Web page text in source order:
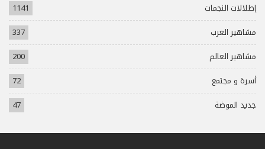
إطلالات النجمات
1141
مشاهير العرب
337
مشاهير العالم
200
أسرة و مجتمع
72
جديد الموضة
47